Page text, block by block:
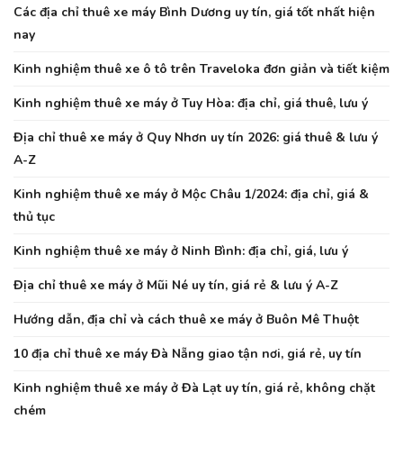
Các địa chỉ thuê xe máy Bình Dương uy tín, giá tốt nhất hiện
nay
Kinh nghiệm thuê xe ô tô trên Traveloka đơn giản và tiết kiệm
Kinh nghiệm thuê xe máy ở Tuy Hòa: địa chỉ, giá thuê, lưu ý
Địa chỉ thuê xe máy ở Quy Nhơn uy tín 2026: giá thuê & lưu ý
A-Z
Kinh nghiệm thuê xe máy ở Mộc Châu 1/2024: địa chỉ, giá &
thủ tục
Kinh nghiệm thuê xe máy ở Ninh Bình: địa chỉ, giá, lưu ý
Địa chỉ thuê xe máy ở Mũi Né uy tín, giá rẻ & lưu ý A-Z
Hướng dẫn, địa chỉ và cách thuê xe máy ở Buôn Mê Thuột
10 địa chỉ thuê xe máy Đà Nẵng giao tận nơi, giá rẻ, uy tín
Kinh nghiệm thuê xe máy ở Đà Lạt uy tín, giá rẻ, không chặt
chém